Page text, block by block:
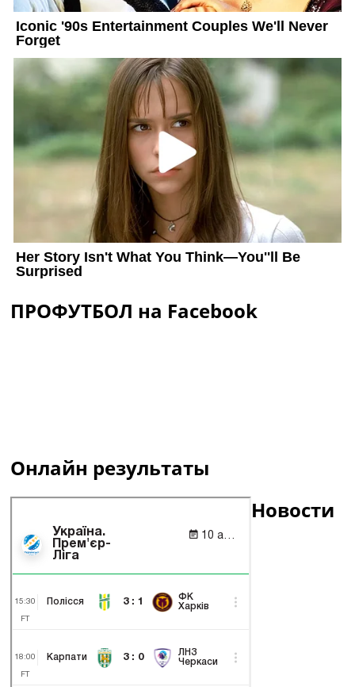
ПРОФУТБОЛ на Facebook
Онлайн результаты
Новости